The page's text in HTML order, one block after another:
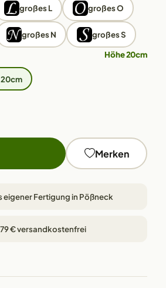
großes L großes O
großes N
großes S
Höhe 20cm
Merken
eigener Fertigung in Pößneck
€ versandkostenfrei